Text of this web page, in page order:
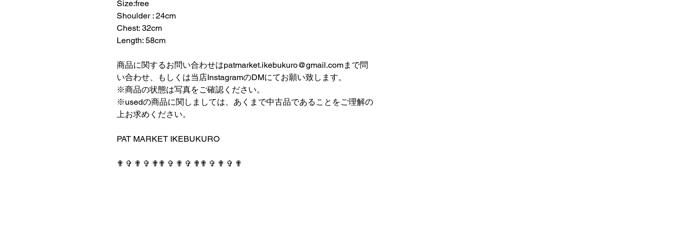
Size:free
Shoulder : 24cm
Chest: 32cm
Length: 58cm
商品に関するお問い合わせはpatmarket.ikebukuro@gmail.comまで問
い合わせ、もしくは当店InstagramのDMにてお願い致します。
※商品の状態は写真をご確認ください。
※usedの商品に関しましては、あくまで中古品であることをご理解の
上お求めください。
PAT MARKET IKEBUKURO
✟ ✞ ✟ ✞ ✟✟ ✞ ✟ ✞ ✟✟ ✞ ✟ ✞ ✟